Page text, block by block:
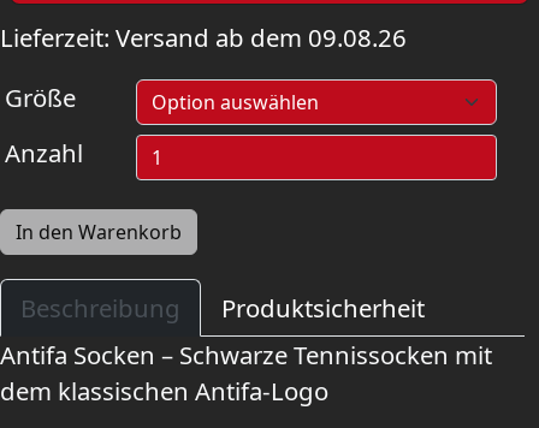
Lieferzeit: Versand ab dem 09.08.26
Größe
Anzahl
In den Warenkorb
Beschreibung
Produktsicherheit
Antifa Socken – Schwarze Tennissocken mit
dem klassischen Antifa-Logo